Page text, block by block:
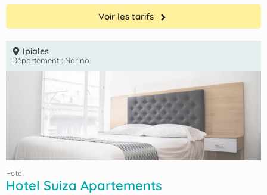
Voir les tarifs
Ipiales
Département : Nariño
Hotel
Hotel Suiza Apartements